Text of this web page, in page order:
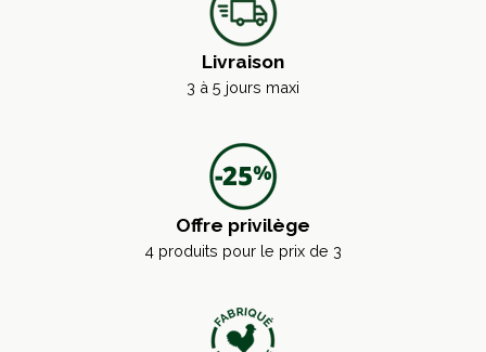
Livraison
3 à 5 jours maxi
Offre privilège
4 produits pour le prix de 3